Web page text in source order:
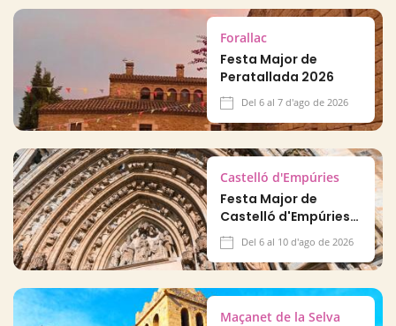
Forallac
Festa Major de
Peratallada 2026
Del 6 al 7 d'ago de 2026
Castelló d'Empúries
Festa Major de
Castelló d'Empúries
2026Del 6 al 10 d'ago de 2026
Maçanet de la Selva